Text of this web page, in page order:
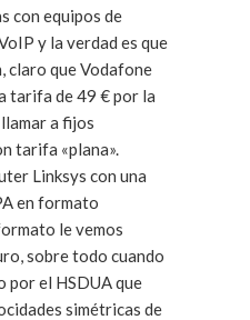
con equipos de
y la verdad es que
claro que Vodafone
tarifa de 49 € por la
a fijos
tarifa «plana».
Linksys con una
en formato
sobre todo cuando
por el HSDUA que
simétricas de